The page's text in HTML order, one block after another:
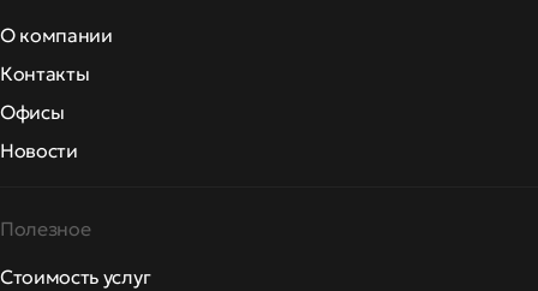
О компании
Контакты
Офисы
Новости
Полезное
Стоимость услуг